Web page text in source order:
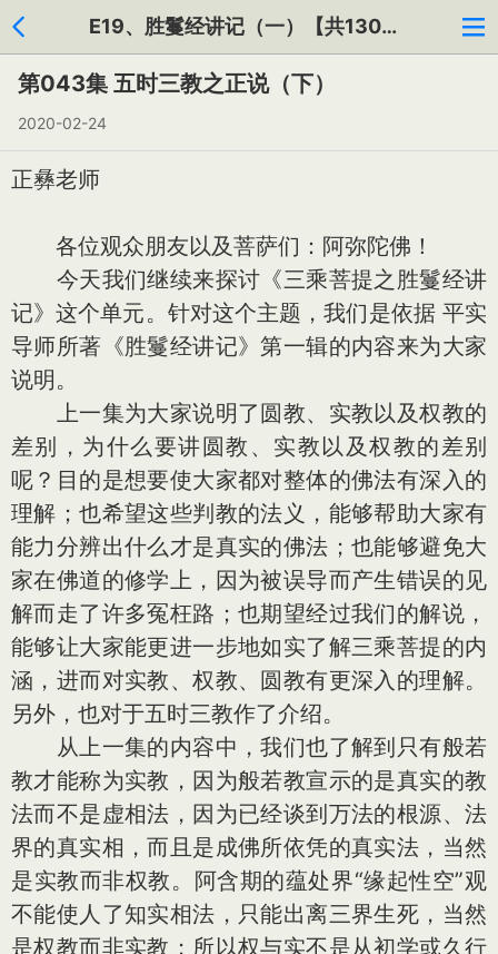
E19、胜鬘经讲记（一）【共130集】
第043集 五时三教之正说（下）
2020-02-24
正彝老师
各位观众朋友以及菩萨们：阿弥陀佛！
今天我们继续来探讨《三乘菩提之胜鬘经讲
记》这个单元。针对这个主题，我们是依据 平实
导师所著《胜鬘经讲记》第一辑的内容来为大家
说明。
上一集为大家说明了圆教、实教以及权教的
差别，为什么要讲圆教、实教以及权教的差别
呢？目的是想要使大家都对整体的佛法有深入的
理解；也希望这些判教的法义，能够帮助大家有
能力分辨出什么才是真实的佛法；也能够避免大
家在佛道的修学上，因为被误导而产生错误的见
解而走了许多冤枉路；也期望经过我们的解说，
能够让大家能更进一步地如实了解三乘菩提的内
涵，进而对实教、权教、圆教有更深入的理解。
另外，也对于五时三教作了介绍。
从上一集的内容中，我们也了解到只有般若
教才能称为实教，因为般若教宣示的是真实的教
法而不是虚相法，因为已经谈到万法的根源、法
界的真实相，而且是成佛所依凭的真实法，当然
是实教而非权教。阿含期的蕴处界“缘起性空”观
不能使人了知实相法，只能出离三界生死，当然
是权教而非实教；所以权与实不是从初学或久行